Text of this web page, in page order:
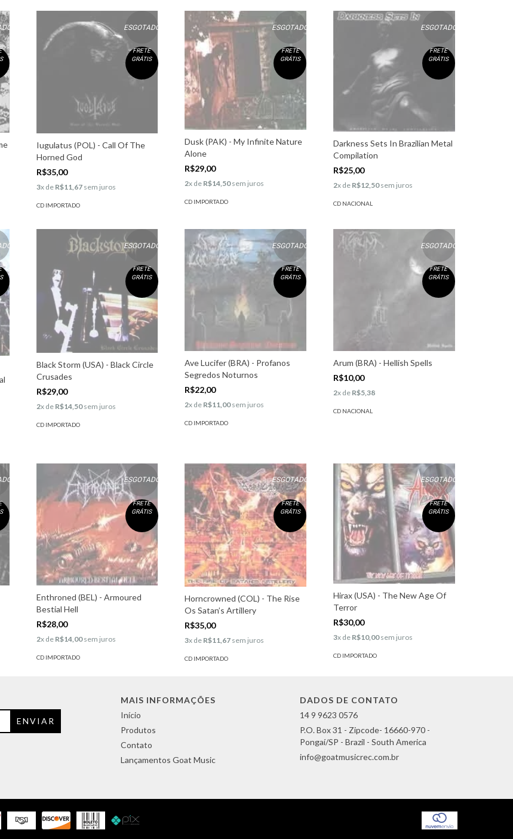
ESGOTADO
FRETE
GRÁTIS
Iugulatus (POL) - Call Of The
Horned God
R$35,00
3x de R$11,67sem juros
CD IMPORTADO
ESGOTADO
FRETE
GRÁTIS
Dusk (PAK) - My Infinite Nature
Alone
R$29,00
2x de R$14,50sem juros
CD IMPORTADO
ESGOTADO
FRETE
GRÁTIS
Darkness Sets In Brazilian Metal
Compilation
R$25,00
2x de R$12,50sem juros
CD NACIONAL
ESGOTADO
FRETE
GRÁTIS
Black Storm (USA) - Black Circle
Crusades
R$29,00
2x de R$14,50sem juros
CD IMPORTADO
ESGOTADO
FRETE
GRÁTIS
Ave Lucifer (BRA) - Profanos
Segredos Noturnos
R$22,00
2x de R$11,00sem juros
CD IMPORTADO
ESGOTADO
FRETE
GRÁTIS
Arum (BRA) - Hellish Spells
R$10,00
2x de R$5,38
CD NACIONAL
ESGOTADO
FRETE
GRÁTIS
Enthroned (BEL) - Armoured
Bestial Hell
R$28,00
2x de R$14,00sem juros
CD IMPORTADO
ESGOTADO
FRETE
GRÁTIS
Horncrowned (COL) - The Rise
Os Satan’s Artillery
R$35,00
3x de R$11,67 sem juros
CD IMPORTADO
ESGOTADO
FRETE
GRÁTIS
Hirax (USA) - The New Age Of
Terror
R$30,00
3x de R$10,00sem juros
CD IMPORTADO
MAIS INFORMAÇÕES
Início
Produtos
Contato
Lançamentos Goat Music
DADOS DE CONTATO
14 9 9623 0576
P.O. Box 31 - Zipcode- 16660-970 -
Pongaí/SP - Brazil - South America
info@goatmusicrec.com.br